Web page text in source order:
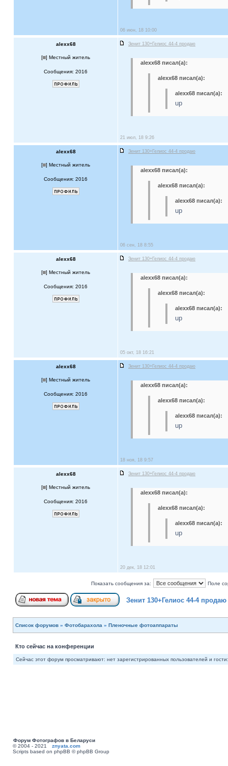
06 июн, 18 10:00
alexx68 Зенит 130+Гелиос 44-4 продаю
[ ] Местный житель
Сообщения: 2016
alexx68 писал(а):
alexx68 писал(а):
alexx68 писал(а):
up
21 июл, 18 9:26
alexx68 Зенит 130+Гелиос 44-4 продаю
[ ] Местный житель
Сообщения: 2016
alexx68 писал(а):
alexx68 писал(а):
alexx68 писал(а):
up
06 сен, 18 8:55
alexx68 Зенит 130+Гелиос 44-4 продаю
[ ] Местный житель
Сообщения: 2016
alexx68 писал(а):
alexx68 писал(а):
alexx68 писал(а):
up
05 окт, 18 16:21
alexx68 Зенит 130+Гелиос 44-4 продаю
[ ] Местный житель
Сообщения: 2016
alexx68 писал(а):
alexx68 писал(а):
alexx68 писал(а):
up
18 ноя, 18 9:57
alexx68 Зенит 130+Гелиос 44-4 продаю
[ ] Местный житель
Сообщения: 2016
alexx68 писал(а):
alexx68 писал(а):
alexx68 писал(а):
up
20 дек, 18 12:01
Показать сообщения за: Поле
Зенит 130+Гелиос 44-4 продаю
Список форумов » Фотобарахола » Пленочные фотоаппараты
Кто сейчас на конференции
Сейчас этот форум просматривают: нет зарегистрированных пользователей и
Форум Фотографов в Беларуси
© 2004 - 2021 znyata.com
Scripts based on phpBB © phpBB Group